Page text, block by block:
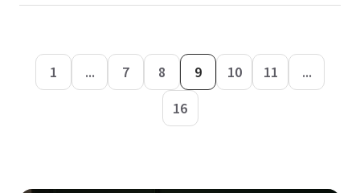
1 ... 7 8 9 10 11
...
16